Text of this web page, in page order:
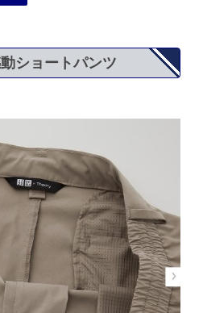
ョートパンツ